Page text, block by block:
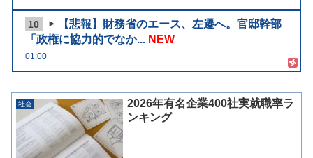
10
【悲報】財務省のエース、左遷へ。官邸幹部
「政権に協力的でなか... NEW
01:00
社会
2026年有名企業400社実就職率ラ
ンキング